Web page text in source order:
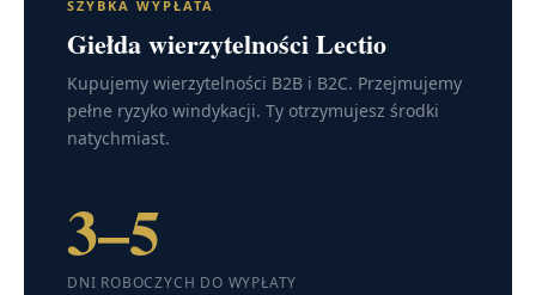
SZYBKA WYPŁATA
Giełda wierzytelności Lectio
Kupujemy wierzytelności B2B i B2C. Przejmujemy
pełne ryzyko windykacji. Ty otrzymujesz środki
natychmiast.
3–5
DNI ROBOCZYCH DO WYPŁATY